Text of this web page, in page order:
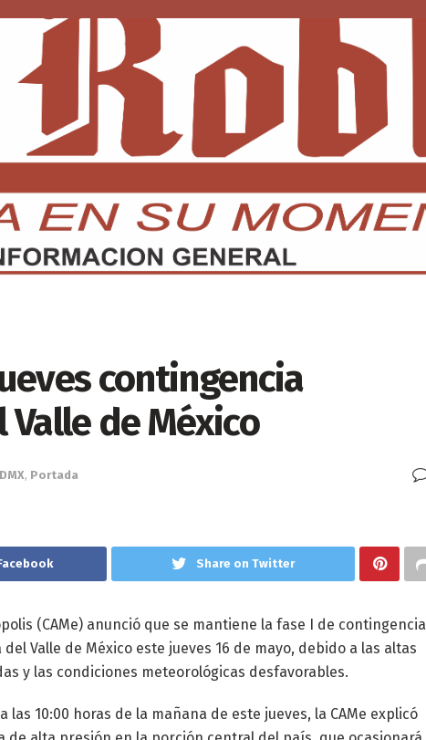
CDMX EDOMEX ECONOMÍA INTERNACIONAL
contingencia
de México
, Portada
Share on Twitter
(CAMe) anunció que se mantiene la fase I de contingencia
Valle de México este jueves 16 de mayo, debido a las altas
y las condiciones meteorológicas desfavorables.
10:00 horas de la mañana de este jueves, la CAMe explicó